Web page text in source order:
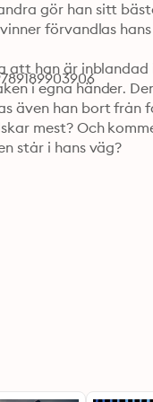
gör han sitt
förvandlas
att han är
i egna händer.
även han bort
mest? Och
står i hans väg?
i nordic noir-